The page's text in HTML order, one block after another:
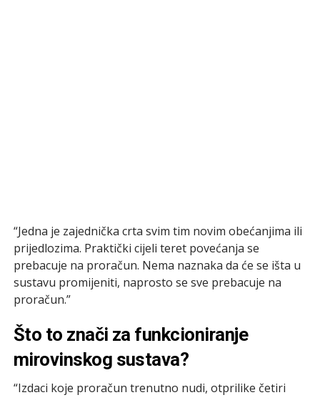
“Jedna je zajednička crta svim tim novim obećanjima ili
prijedlozima. Praktički cijeli teret povećanja se
prebacuje na proračun. Nema naznaka da će se išta u
sustavu promijeniti, naprosto se sve prebacuje na
proračun.”
Što to znači za funkcioniranje
mirovinskog sustava?
“Izdaci koje proračun trenutno nudi, otprilike četiri